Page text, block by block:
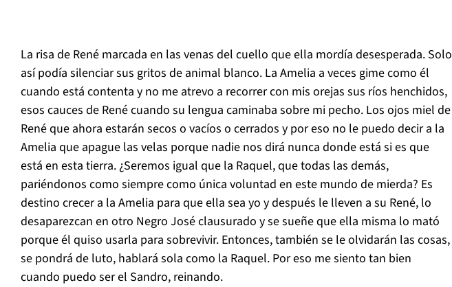
La risa de René marcada en las venas del cuello que ella mordía desesperada. Solo
así podía silenciar sus gritos de animal blanco. La Amelia a veces gime como él
cuando está contenta y no me atrevo a recorrer con mis orejas sus ríos henchidos,
esos cauces de René cuando su lengua caminaba sobre mi pecho. Los ojos miel de
René que ahora estarán secos o vacíos o cerrados y por eso no le puedo decir a la
Amelia que apague las velas porque nadie nos dirá nunca donde está si es que
está en esta tierra. ¿Seremos igual que la Raquel, que todas las demás,
pariéndonos como siempre como única voluntad en este mundo de mierda? Es
destino crecer a la Amelia para que ella sea yo y después le lleven a su René, lo
desaparezcan en otro Negro José clausurado y se sueñe que ella misma lo mató
porque él quiso usarla para sobrevivir. Entonces, también se le olvidarán las cosas,
se pondrá de luto, hablará sola como la Raquel. Por eso me siento tan bien
cuando puedo ser el Sandro, reinando.